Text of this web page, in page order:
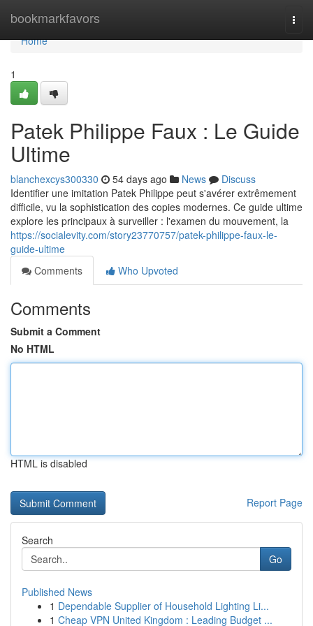
bookmarkfavors
Home
Home
1
Patek Philippe Faux : Le Guide
Ultime
blanchexcys300330 54 days ago News
Discuss
Identifier une imitation Patek Philippe peut s'avérer extrêmement
difficile, vu la sophistication des copies modernes. Ce guide ultime
explore les principaux à surveiller : l'examen du mouvement, la
https://socialevity.com/story23770757/patek-philippe-faux-le-
guide-ultime
Comments
Who Upvoted
Comments
Submit a Comment
No HTML
HTML is disabled
Report Page
Search
Go
Published News
1 Dependable Supplier of Household Lighting Li...
1 Cheap VPN United Kingdom : Leading Budget ...